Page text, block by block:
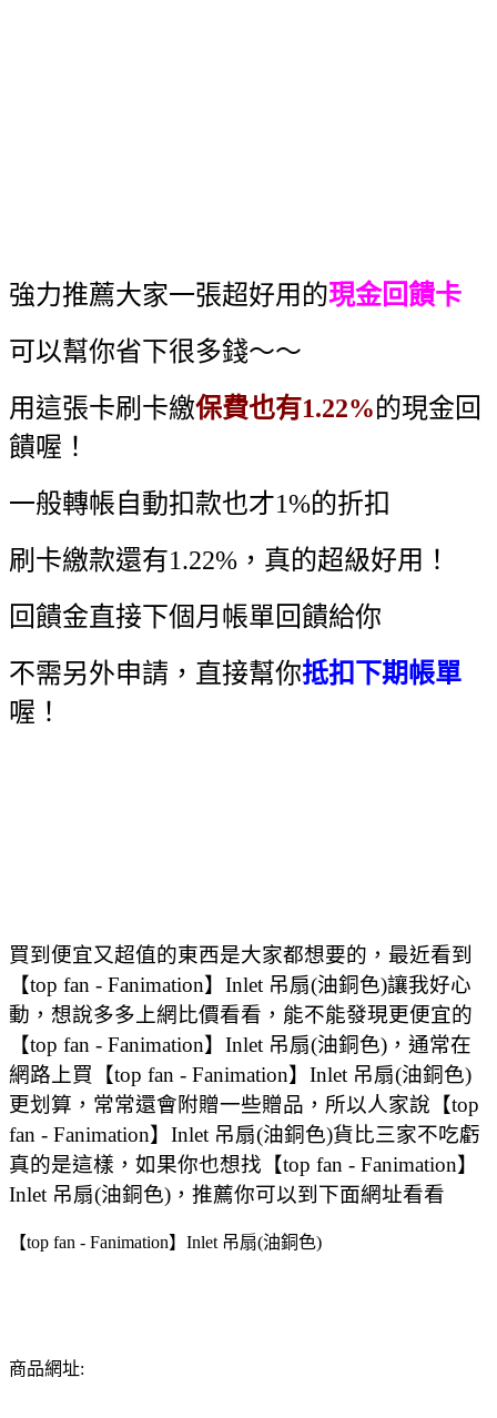
強力推薦大家一張超好用的現金回饋卡
可以幫你省下很多錢～～
用這張卡刷卡繳保費也有1.22%的現金回
饋喔！
一般轉帳自動扣款也才1%的折扣
刷卡繳款還有1.22%，真的超級好用！
回饋金直接下個月帳單回饋給你
不需另外申請，直接幫你抵扣下期帳單
喔！
買到便宜又超值的東西是大家都想要的，最近看到
【top fan - Fanimation】Inlet 吊扇(油銅色)讓我好心
動，想說多多上網比價看看，能不能發現更便宜的
【top fan - Fanimation】Inlet 吊扇(油銅色)，通常在
網路上買【top fan - Fanimation】Inlet 吊扇(油銅色)
更划算，常常還會附贈一些贈品，所以人家說【top
fan - Fanimation】Inlet 吊扇(油銅色)貨比三家不吃虧
真的是這樣，如果你也想找【top fan - Fanimation】
Inlet 吊扇(油銅色)，推薦你可以到下面網址看看
【top fan - Fanimation】Inlet 吊扇(油銅色)
商品網址: